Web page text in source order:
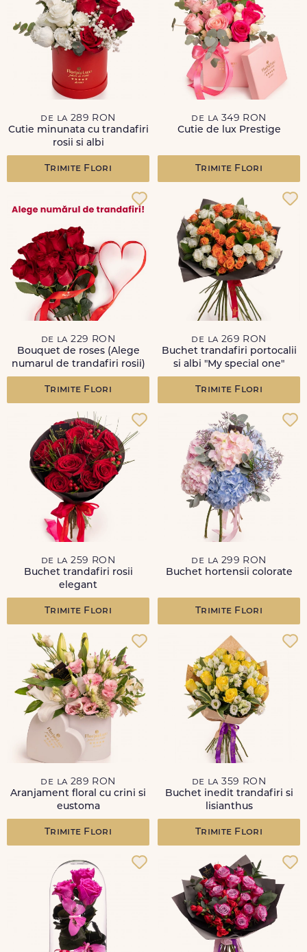
de la 289 RON
Cutie minunata cu trandafiri
rosii si albi
Trimite Flori
de la 349 RON
Cutie de lux Prestige
Trimite Flori
de la 229 RON
Bouquet de roses (Alege
numarul de trandafiri rosii)
Trimite Flori
de la 269 RON
Buchet trandafiri portocalii
si albi "My special one"
Trimite Flori
de la 259 RON
Buchet trandafiri rosii
elegant
Trimite Flori
de la 299 RON
Buchet hortensii colorate
Trimite Flori
de la 289 RON
Aranjament floral cu crini si
eustoma
Trimite Flori
de la 359 RON
Buchet inedit trandafiri si
lisianthus
Trimite Flori